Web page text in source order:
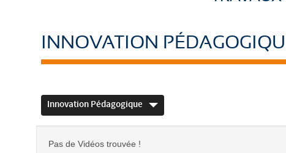
INNOVATION
Innovation Pédagogique
Pas de Vidéos trouvée !